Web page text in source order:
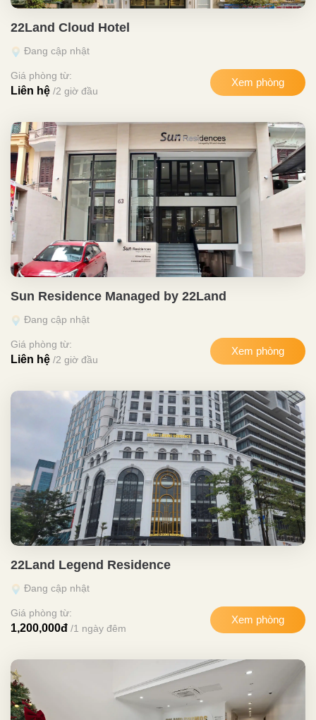
22Land Cloud Hotel
Đang cập nhật
Giá phòng từ:
Liên hệ /2 giờ đầu
Xem phòng
Sun Residence Managed by 22Land
Đang cập nhật
Giá phòng từ:
Liên hệ /2 giờ đầu
Xem phòng
22Land Legend Residence
Đang cập nhật
Giá phòng từ:
1,200,000đ /1 ngày đêm
Xem phòng